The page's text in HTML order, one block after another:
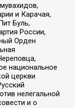
и Карачая,
Буль,
России,
Орден
национальное
церкви
нелегальной
и о